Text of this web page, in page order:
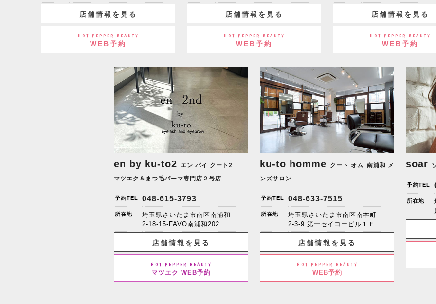
店舗情報を見る
HOT PEPPER BEAUTY
WEB予約
店舗情報を見る
HOT PEPPER BEAUTY
WEB予約
店舗情報を見る
HOT PEPPER BEAUTY
WEB予約
en by ku-to2
エン バイ クート2
マツエク＆まつ毛パーマ専門店２号店
予約TEL 048-615-3793
所在地
埼玉県さいたま市南区南浦和
2-18-15-FAVO南浦和202
店舗情報を見る
HOT PEPPER BEAUTY
マツエク WEB予約
ku-to homme クート オム 南浦和 メ
ンズサロン
予約TEL 048-633-7515
所在地
埼玉県さいたま市南区南本町
2-3-9 第一セイコービル１Ｆ
店舗情報を見る
HOT PEPPER BEAUTY
WEB予約
soar
予約TEL
所在地